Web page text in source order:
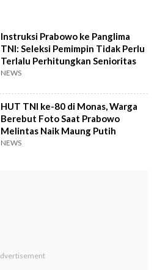
Instruksi Prabowo ke Panglima
TNI: Seleksi Pemimpin Tidak Perlu
Terlalu Perhitungkan Senioritas
NEWS
HUT TNI ke-80 di Monas, Warga
Berebut Foto Saat Prabowo
Melintas Naik Maung Putih
NEWS